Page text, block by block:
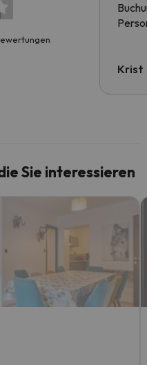
Krist
Sie interessieren